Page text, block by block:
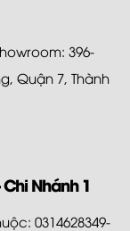
396-
Quận 7, Thành
Nhánh 1
0314628349-